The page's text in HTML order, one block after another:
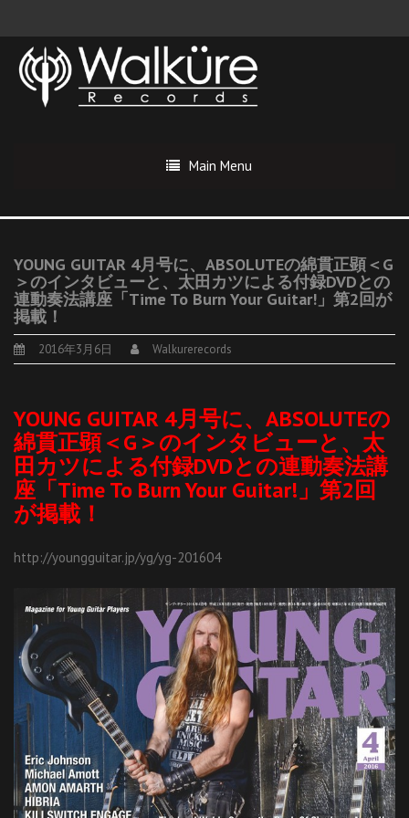
Main Menu
YOUNG GUITAR 4月号に、ABSOLUTEの綿貫正顕＜G
＞のインタビューと、太田カツによる付録DVDとの
連動奏法講座「Time To Burn Your Guitar!」第2回が
掲載！
2016年3月6日 Walkurerecords
YOUNG GUITAR 4月号に、ABSOLUTEの
綿貫正顕＜G＞のインタビューと、太
田カツによる付録DVDとの連動奏法講
座「Time To Burn Your Guitar!」第2回
が掲載！
http://youngguitar.jp/yg/yg-201604